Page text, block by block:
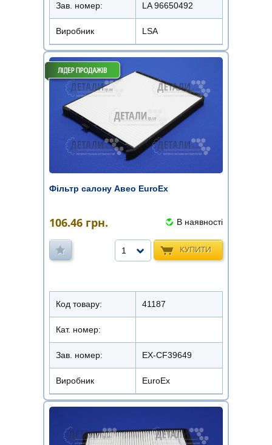
Зав. номер: LA 96650492
Виробник LSA
Фільтр салону Авео EuroEx
106.46 грн. В наявності
КУПИТИ
1
Код товару: 41187
Кат. номер:
Зав. номер: EX-CF39649
Виробник EuroEx